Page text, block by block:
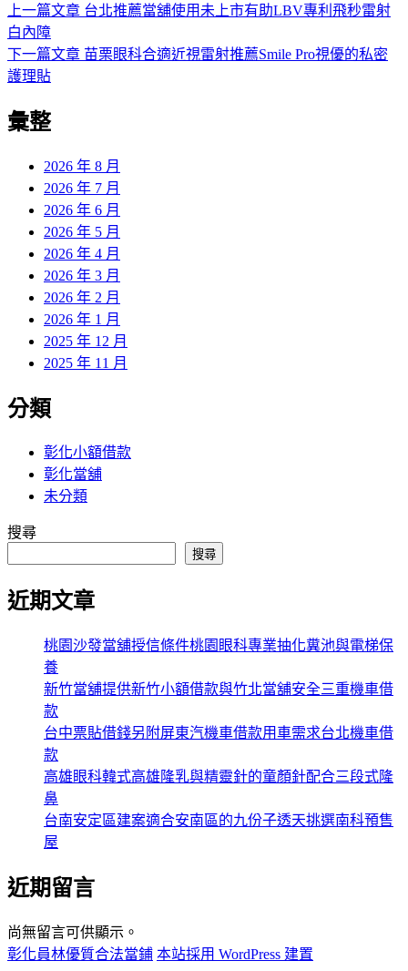
日
文
章
導
覽
上一篇文章 上
篇
台北推薦當舖使用未上市有助LBV專利飛秒雷射
白內障
下一篇文章 下
苗栗眼科合適近視雷射推薦Smile Pro視優的私密
護理貼
彙整
2026 年 8 月
2026 年 7 月
2026 年 6 月
2026 年 5 月
2026 年 4 月
2026 年 3 月
2026 年 2 月
2026 年 1 月
2025 年 12 月
2025 年 11 月
分類
彰化小額借款
彰化當舖
未分類
搜尋
搜尋
近期文章
桃園沙發當舖授信條件桃園眼科專業抽化糞池與電梯保
養
新竹當舖提供新竹小額借款與竹北當舖安全三重機車借
款
台中票貼借錢另附屏東汽機車借款用車需求台北機車借
款
高雄眼科韓式高雄隆乳與精靈針的童顏針配合三段式隆
鼻
台南安定區建案適合安南區的九份子透天挑選南科預售
屋
近期留言
尚無留言可供顯示。
彰化員林優質合法當鋪 本站採用 WordPress 建置